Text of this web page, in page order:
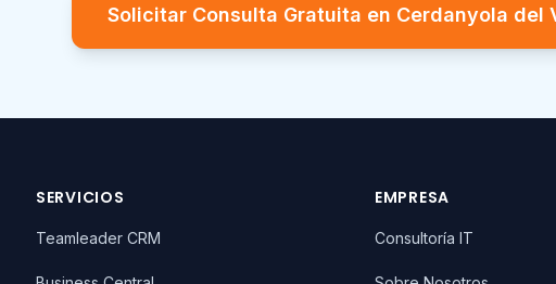
Solicitar Consulta Gratuita en Cerdanyola del
SERVICIOS
Teamleader CRM
EMPRESA
Consultoría IT